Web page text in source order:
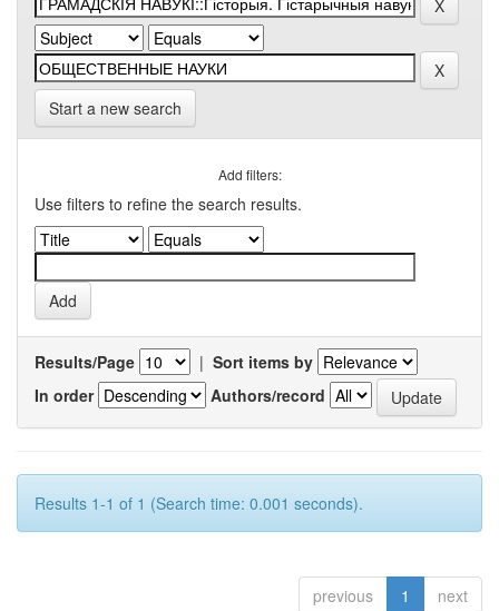
Start a new search
Add filters:
Use filters to refine the search results.
Results/Page | Sort items by
In order
Authors/record
Results 1-1 of 1 (Search time: 0.001 seconds).
previous 1 next